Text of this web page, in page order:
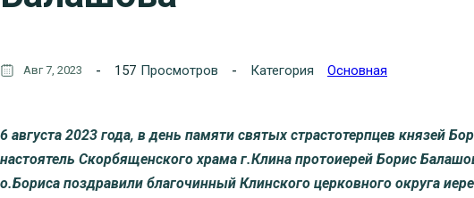
Авг 7, 2023 157 Просмотров Категория Основная
6 августа 2023 года, в день памяти святых страстотерпцев князей
настоятель Скорбященского храма г.Клина протоиерей Борис
о.Бориса поздравили благочинный Клинского церковного округа